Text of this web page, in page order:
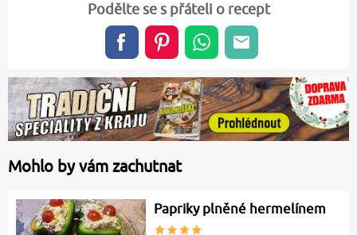
Podělte se s přáteli o recept
Mohlo by vám zachutnat
Papriky plněné hermelínem